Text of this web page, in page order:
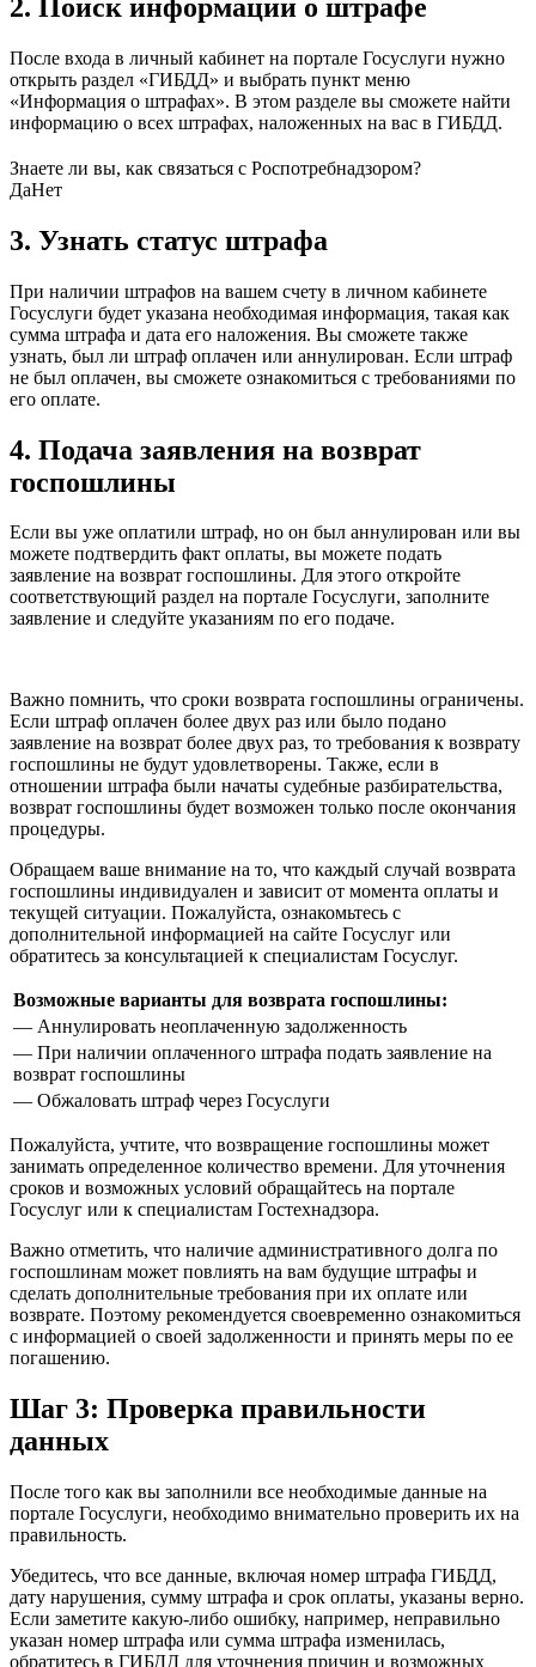
2. Поиск информации о штрафе
После входа в личный кабинет на портале Госуслуги нужно
открыть раздел «ГИБДД» и выбрать пункт меню
«Информация о штрафах». В этом разделе вы сможете найти
информацию о всех штрафах, наложенных на вас в ГИБДД.
Знаете ли вы, как связаться с Роспотребнадзором?
ДаНет
3. Узнать статус штрафа
При наличии штрафов на вашем счету в личном кабинете
Госуслуги будет указана необходимая информация, такая как
сумма штрафа и дата его наложения. Вы сможете также
узнать, был ли штраф оплачен или аннулирован. Если штраф
не был оплачен, вы сможете ознакомиться с требованиями по
его оплате.
4. Подача заявления на возврат
госпошлины
Если вы уже оплатили штраф, но он был аннулирован или вы
можете подтвердить факт оплаты, вы можете подать
заявление на возврат госпошлины. Для этого откройте
соответствующий раздел на портале Госуслуги, заполните
заявление и следуйте указаниям по его подаче.
Важно помнить, что сроки возврата госпошлины ограничены.
Если штраф оплачен более двух раз или было подано
заявление на возврат более двух раз, то требования к возврату
госпошлины не будут удовлетворены. Также, если в
отношении штрафа были начаты судебные разбирательства,
возврат госпошлины будет возможен только после окончания
процедуры.
Обращаем ваше внимание на то, что каждый случай возврата
госпошлины индивидуален и зависит от момента оплаты и
текущей ситуации. Пожалуйста, ознакомьтесь с
дополнительной информацией на сайте Госуслуг или
обратитесь за консультацией к специалистам Госуслуг.
Возможные варианты для возврата госпошлины:
— Аннулировать неоплаченную задолженность
— При наличии оплаченного штрафа подать заявление на
возврат госпошлины
— Обжаловать штраф через Госуслуги
Пожалуйста, учтите, что возвращение госпошлины может
занимать определенное количество времени. Для уточнения
сроков и возможных условий обращайтесь на портале
Госуслуг или к специалистам Гостехнадзора.
Важно отметить, что наличие административного долга по
госпошлинам может повлиять на вам будущие штрафы и
сделать дополнительные требования при их оплате или
возврате. Поэтому рекомендуется своевременно ознакомиться
с информацией о своей задолженности и принять меры по ее
погашению.
Шаг 3: Проверка правильности
данных
После того как вы заполнили все необходимые данные на
портале Госуслуги, необходимо внимательно проверить их на
правильность.
Убедитесь, что все данные, включая номер штрафа ГИБДД,
дату нарушения, сумму штрафа и срок оплаты, указаны верно.
Если заметите какую-либо ошибку, например, неправильно
указан номер штрафа или сумма штрафа изменилась,
обратитесь в ГИБДД для уточнения причин и возможных